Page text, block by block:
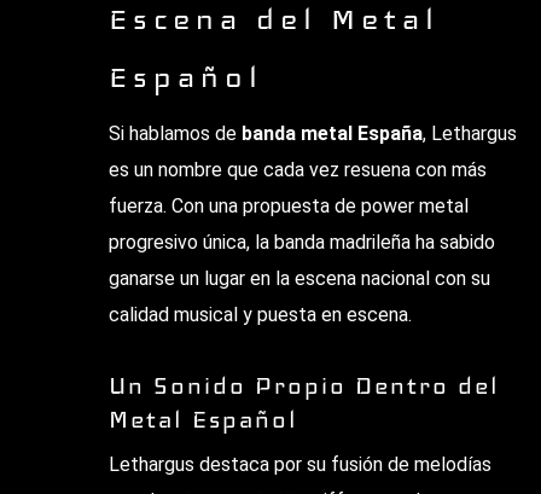
Escena del Metal
Español
Si hablamos de banda metal España, Lethargus
es un nombre que cada vez resuena con más
fuerza. Con una propuesta de power metal
progresivo única, la banda madrileña ha sabido
ganarse un lugar en la escena nacional con su
calidad musical y puesta en escena.
Un Sonido Propio Dentro del
Metal Español
Lethargus destaca por su fusión de melodías